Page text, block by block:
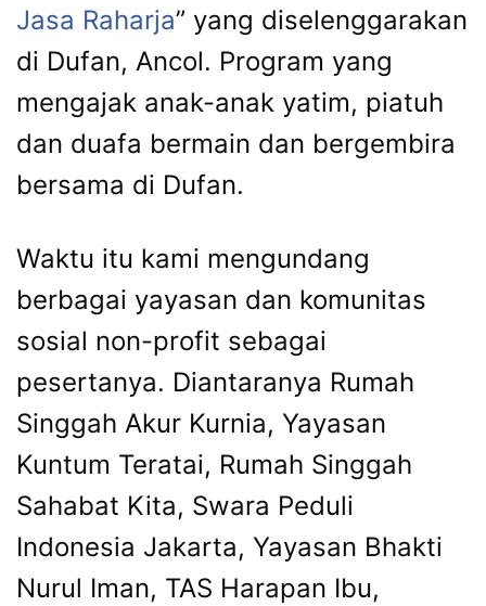
Jasa Raharja” yang diselenggarakan
di Dufan, Ancol. Program yang
mengajak anak-anak yatim, piatuh
dan duafa bermain dan bergembira
bersama di Dufan.
Waktu itu kami mengundang
berbagai yayasan dan komunitas
sosial non-profit sebagai
pesertanya. Diantaranya Rumah
Singgah Akur Kurnia, Yayasan
Kuntum Teratai, Rumah Singgah
Sahabat Kita, Swara Peduli
Indonesia Jakarta, Yayasan Bhakti
Nurul Iman, TAS Harapan Ibu,